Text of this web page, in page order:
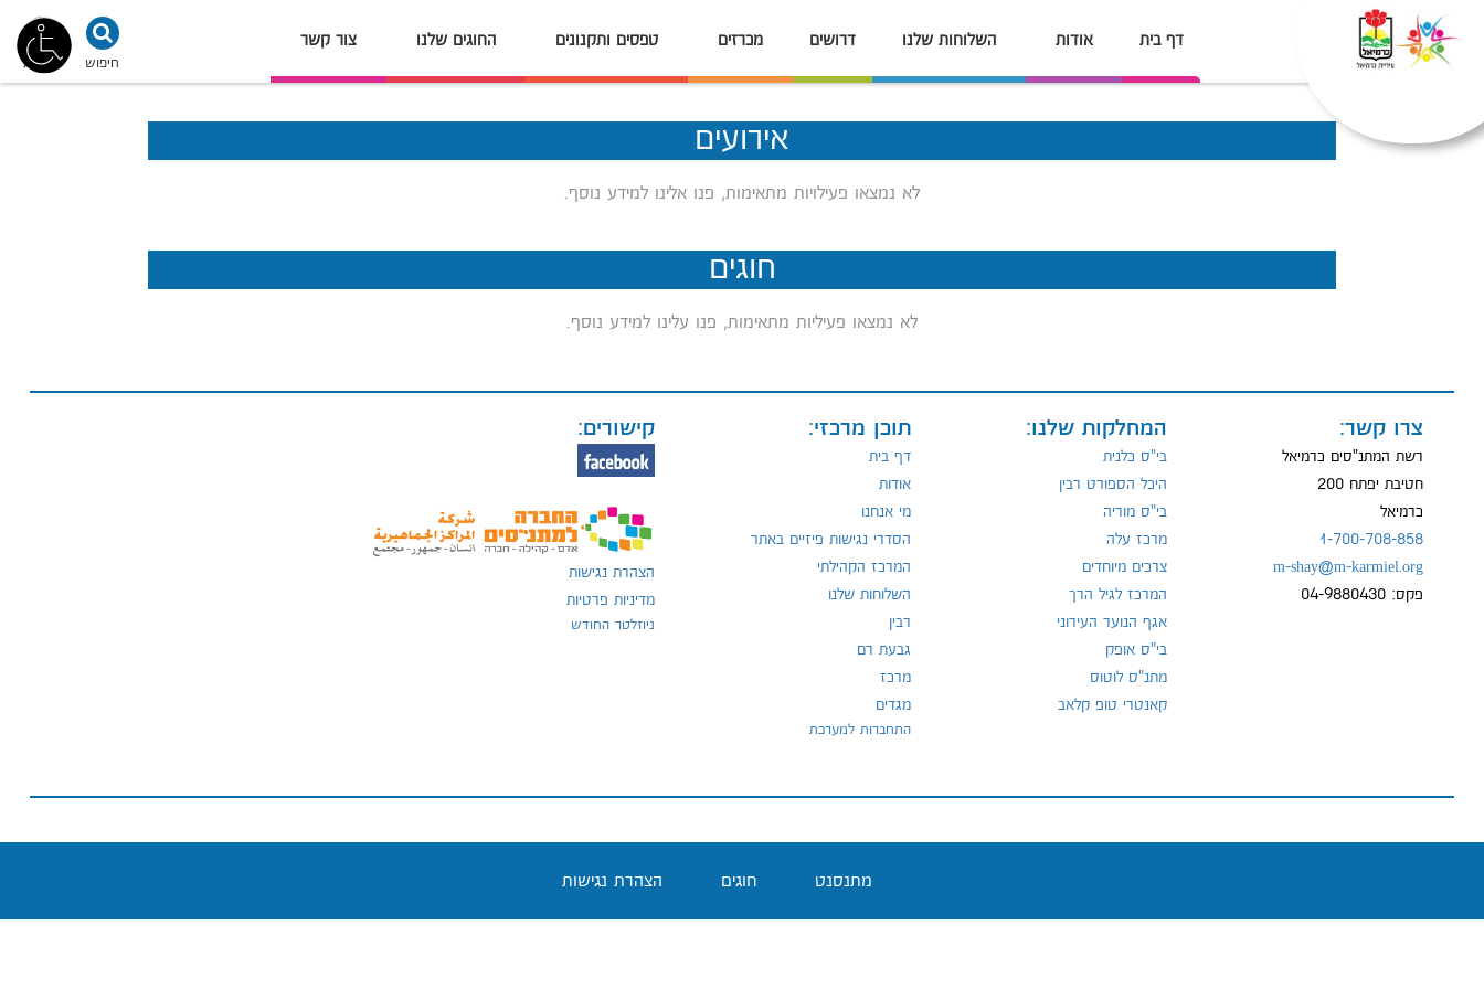
דף בית אודות השלוחות שלנו דרושים מכרזים טפסים ותקנונים החוגים שלנו צור קשר
נגישות חיפוש
אירועים
לא נמצאו פעילויות מתאימות, פנו אלינו למידע נוסף.
חוגים
לא נמצאו פעיליות מתאימות, פנו עלינו למידע נוסף.
צרו קשר:
רשת המתנ"סים כרמיאל
חטיבת יפתח 200
כרמיאל
1-700-708-858
m-shay@m-karmiel.org
פקס: 04-9880430
המחלקות שלנו:
בי"ס כלנית
היכל הספורט רבין
בי"ס מוריה
מרכז עלה
צרכים מיוחדים
המרכז לגיל הרך
אגף הנוער העירוני
בי"ס אופק
מתנ"ס לוטוס
קאנטרי טופ קלאב
תוכן מרכזי:
דף בית
אודות
מי אנחנו
הסדרי נגישות פיזיים באתר
המרכז הקהילתי
השלוחות שלנו
רבין
גבעת רם
מרכז
מגדים
התחברות למערכת
קישורים:
הצהרת נגישות
מדיניות פרטיות
ניוזלטר החודש
מתנסנט חוגים הצהרת נגישות